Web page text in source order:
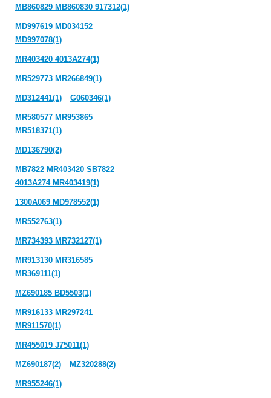
MB860829 MB860830 917312(1)
MD997619 MD034152
MD997078(1)
MR403420 4013A274(1)
MR529773 MR266849(1)
MD312441(1) G060346(1)
MR580577 MR953865
MR518371(1)
MD136790(2)
MB7822 MR403420 SB7822
4013A274 MR403419(1)
1300A069 MD978552(1)
MR552763(1)
MR734393 MR732127(1)
MR913130 MR316585
MR369111(1)
MZ690185 BD5503(1)
MR916133 MR297241
MR911570(1)
MR455019 J75011(1)
MZ690187(2) MZ320288(2)
MR955246(1)